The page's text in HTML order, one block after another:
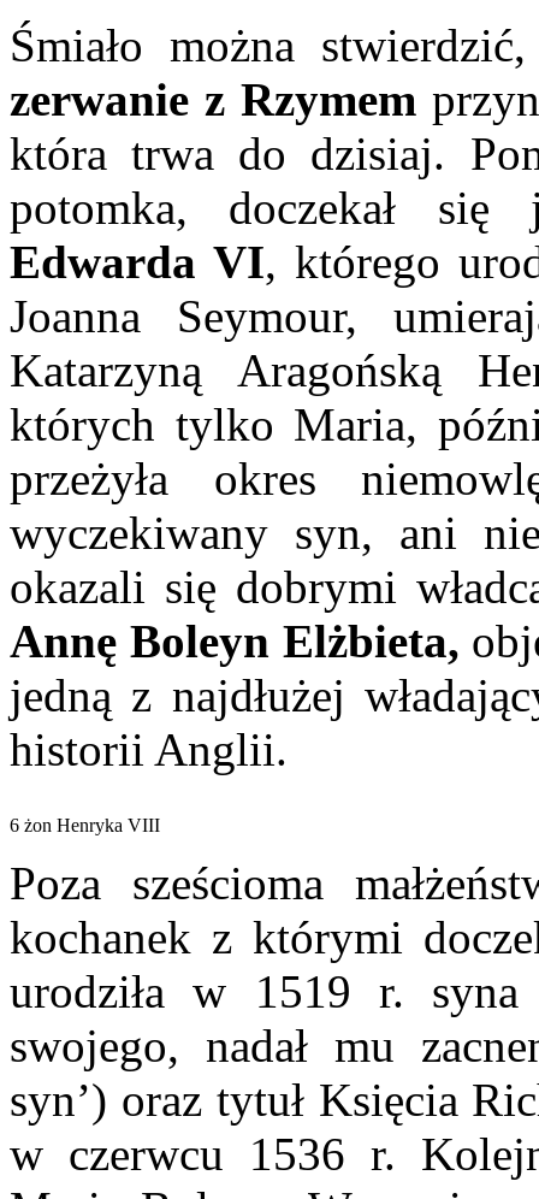
Śmiało można
zerwanie z Rzymem
która trwa do dzisiaj.
potomka, doczekał
Edwarda VI, którego
Joanna Seymour,
Katarzyną Aragońską
których tylko Maria,
przeżyła okres
wyczekiwany syn, ani
okazali się dobrymi
Annę Boleyn Elżbieta,
jedną z najdłużej
historii Anglii.
6 żon Henryka VIII
Poza sześcioma
kochanek z którymi
urodziła w 1519 r.
swojego, nadał mu
syn’) oraz tytuł Księcia
w czerwcu 1536 r.